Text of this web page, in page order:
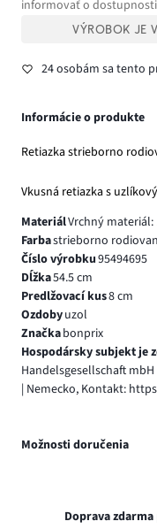
informovať o dostupnosti
VÝROBOK JE
24 osobám sa tento
Informácie o produkte
Retiazka strieborno
Vkusná retiazka s
MateriálVrchný materiál:
Farbastrieborno
Číslo výrobku95494695
Dĺžka54.5 cm
Predlžovací kus8 cm
Ozdobyuzol
Značkabonprix
Hospodársky subjekt je
Handelsgesellschaft
| Nemecko, Kontakt:
Možnosti doručenia
Doprava zdarma